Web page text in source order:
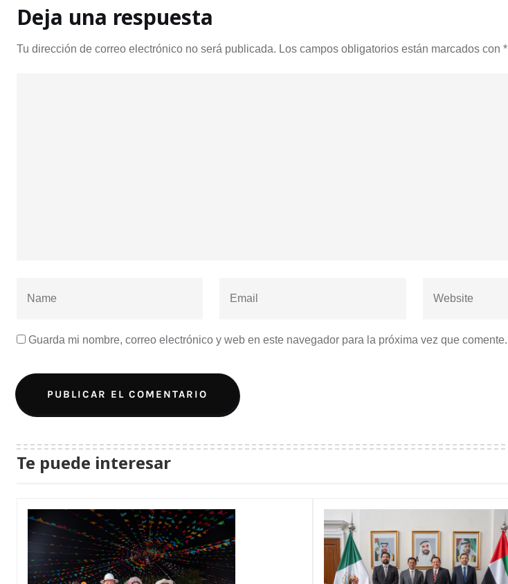
Deja una respuesta
Tu dirección de correo electrónico no será publicada. Los campos obligatorios están marcados con *
Guarda mi nombre, correo electrónico y web en este navegador para la próxima vez que comente.
Te puede interesar